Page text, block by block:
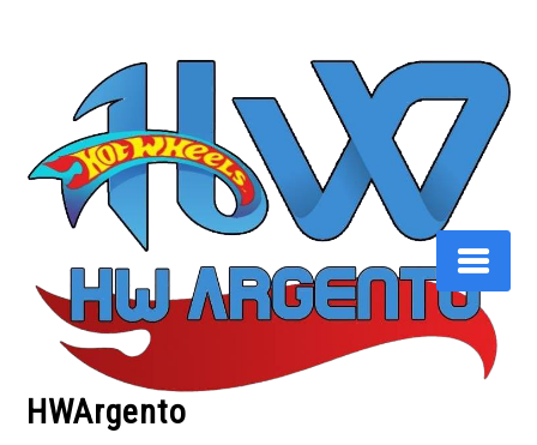
HWArgento